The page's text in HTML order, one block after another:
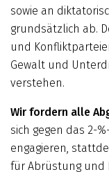
sowie an
grundsätzlich ab.
und
Gewalt und
verstehen.
Wir fordern alle
sich gegen das 2-
engagieren,
für Abrüstung und